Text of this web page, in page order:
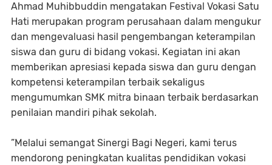
Ahmad Muhibbuddin mengatakan Festival Vokasi Satu
Hati merupakan program perusahaan dalam mengukur
dan mengevaluasi hasil pengembangan keterampilan
siswa dan guru di bidang vokasi. Kegiatan ini akan
memberikan apresiasi kepada siswa dan guru dengan
kompetensi keterampilan terbaik sekaligus
mengumumkan SMK mitra binaan terbaik berdasarkan
penilaian mandiri pihak sekolah.
”Melalui semangat Sinergi Bagi Negeri, kami terus
mendorong peningkatan kualitas pendidikan vokasi